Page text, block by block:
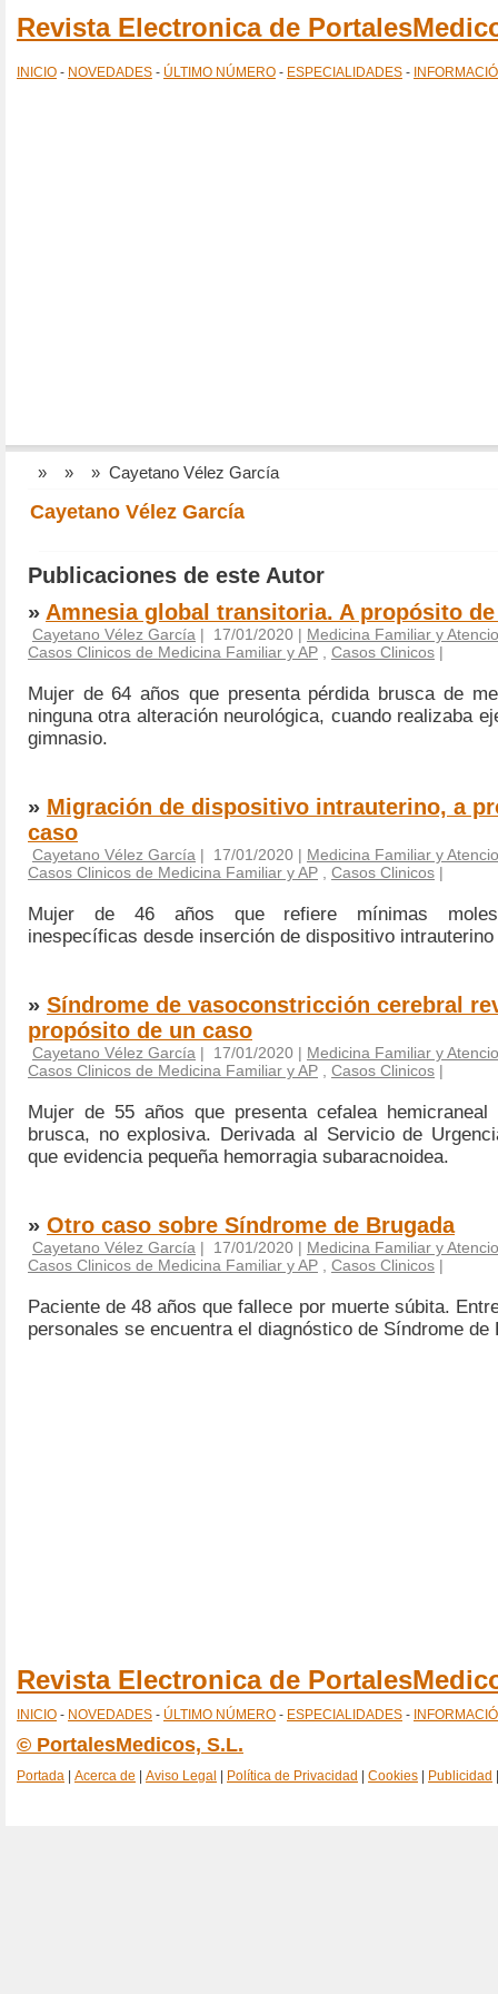
Revista Electronica de
INICIO - NOVEDADES - ÚLTIMO NÚMERO - ESPECIALIDADES -
» » » Cayetano Vélez García
Cayetano Vélez García
Publicaciones de este Autor
» Amnesia global transitoria. A propósito
Cayetano Vélez García | 17/01/2020 | Medicina Familiar y
Casos Clinicos de Medicina Familiar y AP
Casos Clinicos |
Mujer de 64 años que presenta pérdida brusca de
ninguna otra alteración neurológica, cuando realizaba
gimnasio.
» Migración de dispositivo intrauterino, a
caso
Cayetano Vélez García | 17/01/2020 | Medicina Familiar y
Casos Clinicos de Medicina Familiar y AP
Casos Clinicos |
Mujer de 46 años que refiere mínimas
inespecíficas desde inserción de dispositivo
» Síndrome de vasoconstricción cerebral
propósito de un caso
Cayetano Vélez García | 17/01/2020 | Medicina Familiar y
Casos Clinicos de Medicina Familiar y AP
Casos Clinicos |
Mujer de 55 años que presenta cefalea hemicraneal
brusca, no explosiva. Derivada al Servicio de
que evidencia pequeña hemorragia subaracnoidea.
» Otro caso sobre Síndrome de Brugada
Cayetano Vélez García | 17/01/2020 | Medicina Familiar y
Casos Clinicos de Medicina Familiar y AP
Casos Clinicos |
Paciente de 48 años que fallece por muerte súbita.
personales se encuentra el diagnóstico de Síndrome de
Revista Electronica de
INICIO - NOVEDADES - ÚLTIMO NÚMERO - ESPECIALIDADES -
© PortalesMedicos, S.L.
Portada Acerca de Aviso Legal Política de Privacidad Cookies Publicidad